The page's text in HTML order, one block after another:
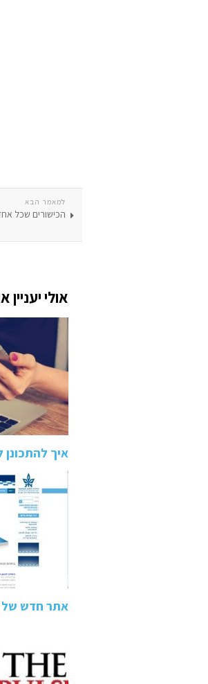
למאמר הבא
הכישורים שכל
אולי יעניין
איך להתכונן
אתר חדש של